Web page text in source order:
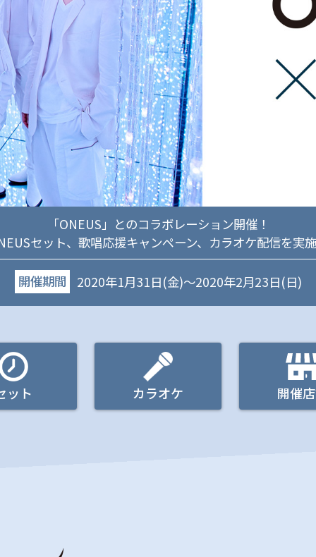
「ONEUS」とのコラボレーション開催！
セット、歌唱応援キャンペーン、カラオケ配信を実
開催期間 2020年1月31日(金)～2020年2月23日(日)
ット カラオケ 開催